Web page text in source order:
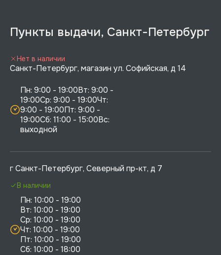
Пункты выдачи, Санкт-Петербург
Санкт-Петербург, магазин ул. Софийская, д 14
Пн: 9:00 - 19:00Вт: 9:00 -
19:00Ср: 9:00 - 19:00Чт:
9:00 - 19:00Пт: 9:00 -
19:00Сб: 11:00 - 15:00Вс:
выходной
Нет в наличии
г Санкт-Петербург, Северный пр-кт, д 7
Пн: 10:00 - 19:00
Вт: 10:00 - 19:00
Ср: 10:00 - 19:00
Чт: 10:00 - 19:00
Пт: 10:00 - 19:00
Сб: 10:00 - 18:00
В наличии